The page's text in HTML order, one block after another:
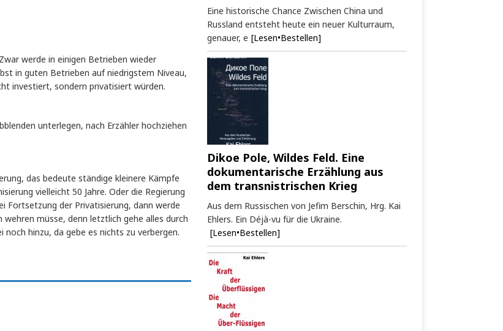
werde in einigen Betrieben wieder
in guten Betrieben auf niedrigstem Niveau,
investiert, sondern privatisiert würden.
unterlegen, nach Erzähler hochziehen
das bedeute ständige kleinere Kämpfe
vielleicht 50 Jahre. Oder die Regierung
Fortsetzung der Privatisierung, dann werde
müsse, denn letztlich gehe alles durch
hinzu, da gebe es nichts zu verbergen.
Eine historische Chance Zwischen China und
Russland entsteht heute ein neuer Kulturraum,
genauer, e [Lesen•Bestellen]
Dikoe Pole, Wildes Feld. Eine
dokumentarische Erzählung aus
dem transnistrischen Krieg
Aus dem Russischen von Jefim Berschin, Hrg. Kai
Ehlers. Ein Déjà-vu für die Ukraine.
[Lesen•Bestellen]